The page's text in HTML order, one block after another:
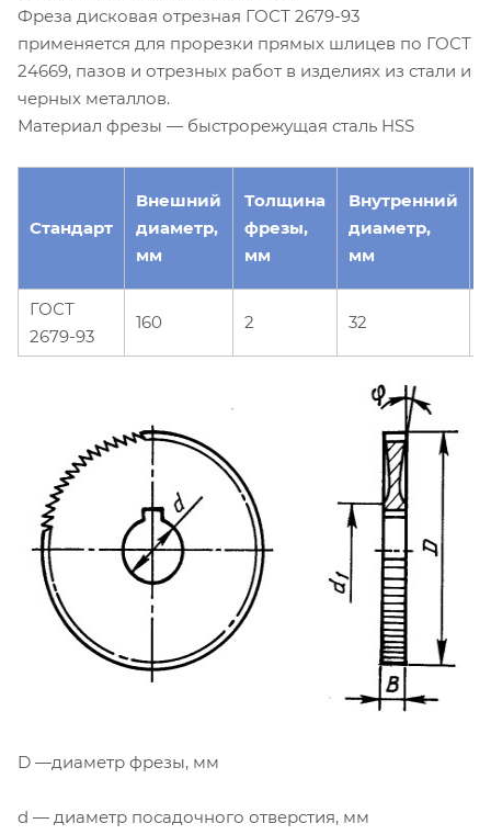
Фреза дисковая отрезная ГОСТ 2679-93
применяется для прорезки прямых шлицев по ГОСТ
24669, пазов и отрезных работ в изделиях из стали и
черных металлов.
Материал фрезы — быстрорежущая сталь HSS
Стандарт
Внешний
диаметр,
мм
Толщина
фрезы,
мм
Внутренний
диаметр,
мм
ГОСТ
2679-93
160 2 32
D —диаметр фрезы, мм
d — диаметр посадочного отверстия, мм